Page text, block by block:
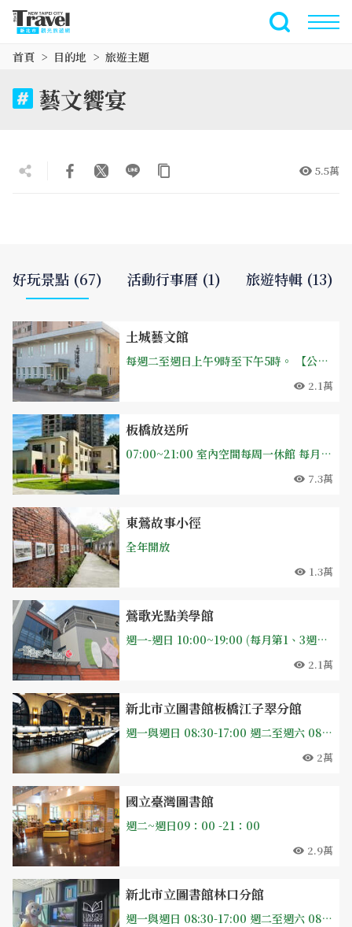
全文檢索
首頁 目的地 旅遊主題
藝文饗宴
5.5萬
好玩景點 (67) 活動行事曆 (1) 旅遊特輯 (13)
土城藝文館
每週二至週日上午9時至下午5時。 【公休日】週一、每個月最後一週之星期四清館、國定假日等不開放。
2.1萬
板橋放送所
07:00~21:00 室內空間每周一休館 每月第一個月週一休館
7.3萬
東鶯故事小徑
全年開放
1.3萬
鶯歌光點美學館
週一-週日 10:00~19:00 (每月第1、3週二公休)
2.1萬
新北市立圖書館板橋江子翠分館
週一與週日 08:30-17:00 週二至週六 08:30-21:00 固定休館日期：每月最後一個週四、國定假日
2萬
國立臺灣圖書館
週二~週日09：00 -21：00
2.9萬
新北市立圖書館林口分館
週一與週日 08:30-17:00 週二至週六 08:30-21:00 固定休館日期：每月最後一個週四、國定假日